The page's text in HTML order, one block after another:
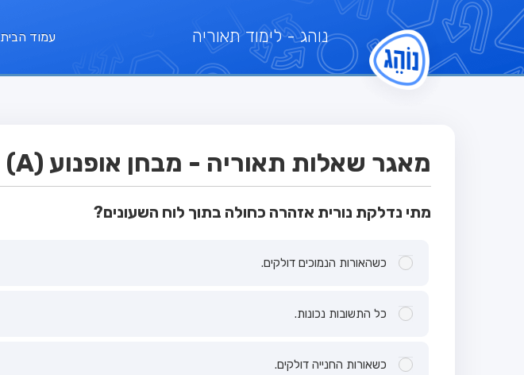
נוהג- לימוד תאוריה עמוד הבית
מאגר שאלות תאוריה - מבחן אופנוע (A)
מתי נדלקת נורית אזהרה כחולה בתוך לוח השעונים?
כשהאורות הנמוכים דולקים.
כל התשובות נכונות.
כשאורות החנייה דולקים.